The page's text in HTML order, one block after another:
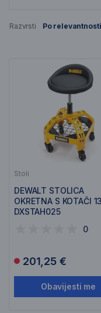
Popis artikala
Razvrsti Po relevantnosti
Stoli
DEWALT STOLICA
OKRETNA S KOTAČI
DXSTAH025
0
201,25 €
Obavijesti me